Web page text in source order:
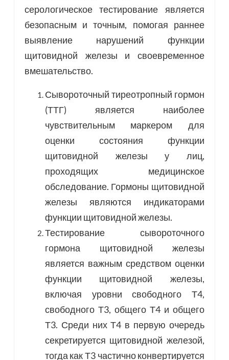
серологическое тестирование является
безопасным и точным, помогая раннее
выявление нарушений функции
щитовидной железы и своевременное
вмешательство.
Сывороточный тиреотропный гормон
(ТТГ) является наиболее
чувствительным маркером для
оценки состояния функции
щитовидной железы у лиц,
проходящих медицинское
обследование. Гормоны щитовидной
железы являются индикаторами
функции щитовидной железы.
Тестирование сывороточного
гормона щитовидной железы
является важным средством оценки
функции щитовидной железы,
включая уровни свободного Т4,
свободного Т3, общего Т4 и общего
Т3. Среди них Т4 в первую очередь
секретируется щитовидной железой,
тогда как Т3 частично конвертируется